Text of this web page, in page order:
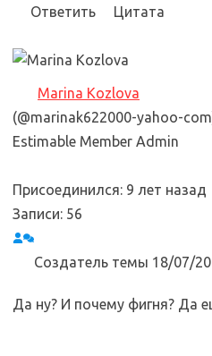
Ответить Цитата
Marina Kozlova
(@marinak622000-yahoo-
Estimable Member Admin
Присоединился: 9 лет назад
Записи: 56
Создатель темы 18/07/
Да ну? И почему фигня? Да